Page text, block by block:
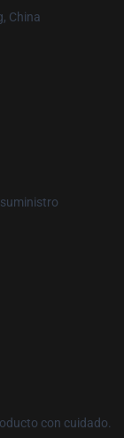
China
con cuidado.